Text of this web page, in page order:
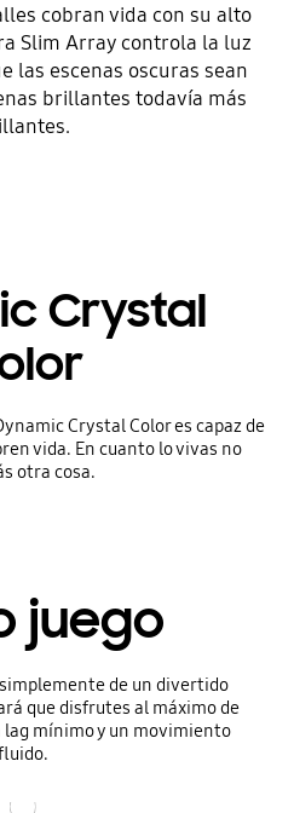
cobran vida con su alto
Slim Array controla la luz
las escenas oscuras sean
brillantes todavía más
Crystal
Crystal Color es capaz de
vida. En cuanto lo vivas no
otra cosa.
juego
de un divertido
que disfrutes al máximo de
lag mínimo y un movimiento